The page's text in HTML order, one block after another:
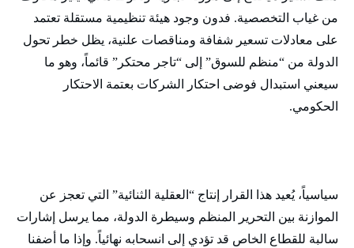
من غياب التخصصية. فدون وجود هيئة تنظيمية مستقلة تعتمد
على معادلات تسعير شفافة ومناقصات علنية، يظل خطر تحول
الدولة من “منظم للسوق” إلى “تاجر محتكر” قائماً، وهو ما
سيعني استبدال فوضى احتكار الشركات بعتمة الاحتكار
الحكومي.
​سياسياً، يُعيد هذا القرار إنتاج “العقلية الثنائية” التي تعجز عن
الموازنة بين التحرير المنظم وسيطرة الدولة، مما يرسل إشارات
سالبة للقطاع الخاص قد تؤدي إلى انسحابه نهائياً. وإذا ما أضفنا